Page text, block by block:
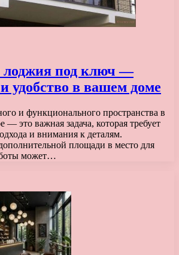
лоджия под ключ —
удобство в вашем доме
и функционального пространства в
— это важная задача, которая требует
и внимания к деталям.
площади в место для
может…